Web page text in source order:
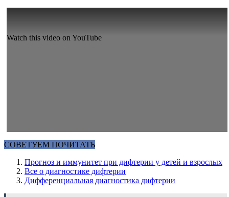
Watch this video on YouTube
СОВЕТУЕМ ПОЧИТАТЬ
Прогноз и иммунитет при дифтерии у детей и взрослых
Все о диагностике дифтерии
Дифференциальная диагностика дифтерии